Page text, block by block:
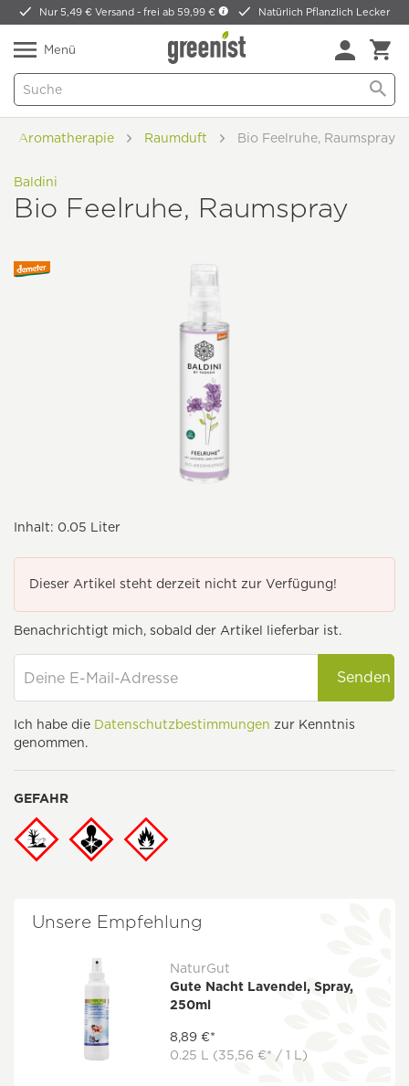
Nur 5,49 € Versand -frei ab 59,99 € Natürlich Pflanzlich Lecker
Menü
Aromatherapie Raumduft Bio Feelruhe, Raumspray
Baldini
Bio Feelruhe, Raumspray
Inhalt: 0.05 Liter
Dieser Artikel steht derzeit nicht zur Verfügung!
Benachrichtigt mich, sobald der Artikel lieferbar ist.
Senden
Ich habe die Datenschutzbestimmungen zur Kenntnis
genommen.
GEFAHR
Unsere Empfehlung
NaturGut
Gute Nacht Lavendel, Spray,
250ml
8,89 €*
0.25 L (35,56 €* / 1 L)